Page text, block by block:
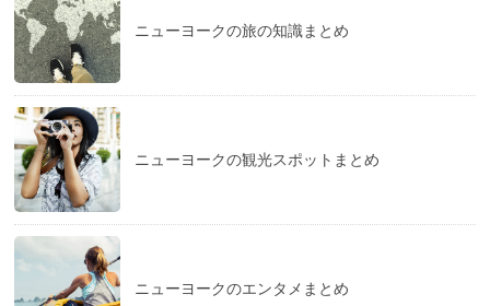
ニューヨークの旅の知識まとめ
ニューヨークの観光スポットまとめ
ニューヨークのエンタメまとめ